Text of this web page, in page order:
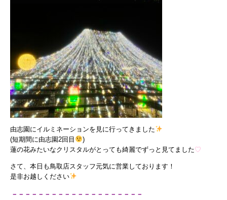
由志園にイルミネーションを見に行ってきました
(短期間に由志園2回目
)
蓮の花みたいなクリスタルがとっても綺麗でずっと見てました♡
さて、本日も鳥取店スタッフ元気に営業しております！
是非お越しください
－－－－－－－－－－－－－－－－－－－－